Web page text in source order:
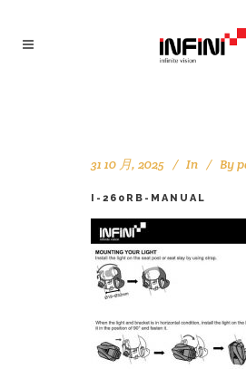
31 10 月, 2025 In By
I-260RB-MANUAL